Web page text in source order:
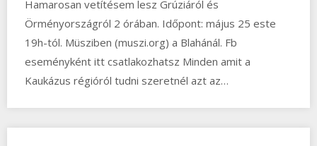
Hamarosan vetítésem lesz Grúziáról és
Örményországról 2 órában. Időpont: május 25 este
19h-tól. Müsziben (muszi.org) a Blahánál. Fb
eseményként itt csatlakozhatsz Minden amit a
Kaukázus régióról tudni szeretnél azt az…